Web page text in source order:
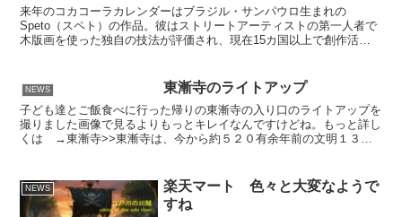
来年のコカコーラカレンダーはブラジル・サンパウロ生まれの
Speto（スペト）の作品。彼はストリートアーティストの第一人者で
木版画を使った独自の技法が評価され、現在15カ国以上で創作活動
NEWS 東漸寺のライトアップ
子ども達とご飯食べに行った帰りの東漸寺の入り口のライトアップを
撮りました画像で見るよりもっとキレイなんですけどね。もっと詳し
くは →東漸寺>>東漸寺は、今から約５２０有余年前の文明１３年
NEWS
楽天マート 色々と大変なようで
すね